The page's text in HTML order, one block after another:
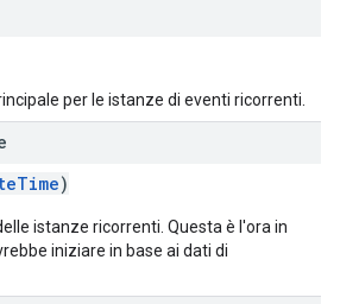
per le istanze di eventi ricorrenti.
)
istanze ricorrenti. Questa è l'ora in
iniziare in base ai dati di